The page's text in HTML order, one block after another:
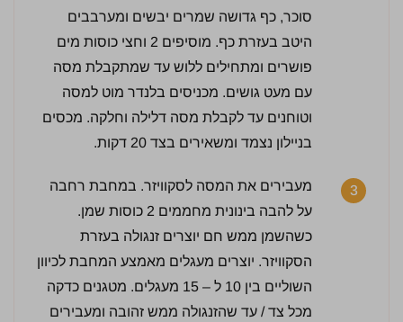
סוכר, כף גדושה שמרים יבשים ומערבבים
היטב בעזרת כף. מוסיפים 2 וחצי כוסות מים
פושרים ומתחילים ללוש עד שמתקבלת מסה
עם מעט גושים. מכניסים בלנדר מוט למסה
וטוחנים עד לקבלת מסה דלילה וחלקה. מכסים
בניילון נצמד ומשאירים בצד 20 דקות.
3
מעבירים את המסה לסקוויזר. במחבת רחבה
על להבה בינונית מחממים 2 כוסות שמן.
כשהשמן ממש חם יוצרים זנגולה בעזרת
הסקוויזר. יוצרים מעגלים מאמצע המחבת לכיוון
השוליים בין 10 ל – 15 מעגלים. מטגנים כדקה
מכל צד / עד שהזנגולה ממש זהובה ומעבירים
לחץ כדי לדרג: